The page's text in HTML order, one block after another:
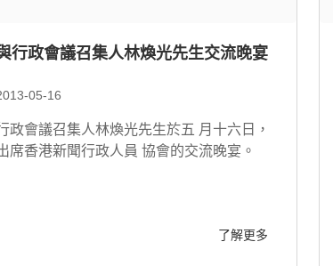
行政會議召集人林煥光先生交流晚宴
05-16
政會議召集人林煥光先生於五 月十六日，
席香港新聞行政人員 協會的交流晚宴。
了解更多